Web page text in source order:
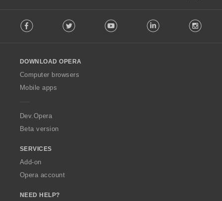
o
w
O
p
a
Facebook Twitter Youtube LinkedIn
DOWNLOAD OPERA
Computer browsers
Mobile apps
Dev.Opera
Beta version
SERVICES
Add-on
Opera account
NEED HELP?